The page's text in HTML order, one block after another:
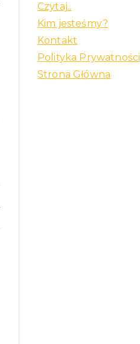
Czytaj..
Kim jesteśmy?
Kontakt
Polityka Prywatności
Strona Główna